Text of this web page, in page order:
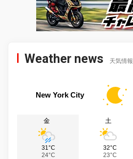
Weather news 天気情報
New York City
金
31°C
24°C
土
32°C
23°C